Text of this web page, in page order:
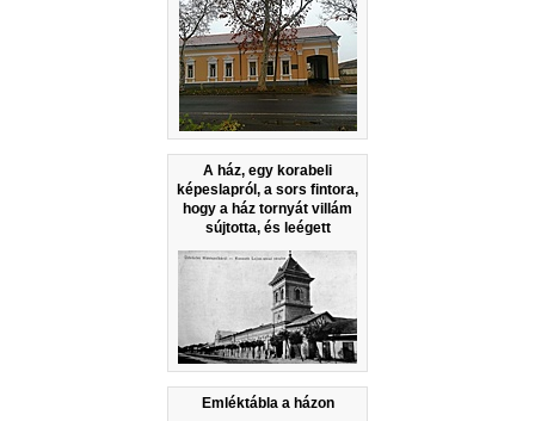
A ház, egy korabeli
képeslapról, a sors fintora,
hogy a ház tornyát villám
sújtotta, és leégett
Emléktábla a házon